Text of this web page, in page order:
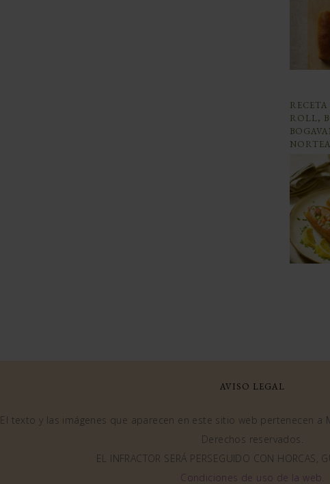
ROLL,
AVISO LEGAL
El texto y las imágenes que aparecen en este sitio web pertenecen a
Derechos reservados.
EL INFRACTOR SERÁ PERSEGUIDO CON HORCAS,
Condiciones de uso de la web.